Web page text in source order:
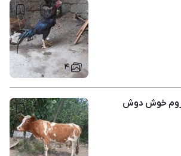
۴
خوش دوش